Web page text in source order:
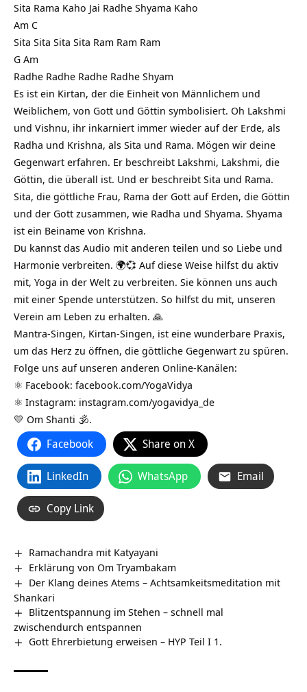
Sita Rama Kaho Jai Radhe Shyama Kaho
Am C
Sita Sita Sita Sita Ram Ram Ram
G Am
Radhe Radhe Radhe Radhe Shyam
Es ist ein Kirtan, der die Einheit von Männlichem und
Weiblichem, von Gott und Göttin symbolisiert. Oh Lakshmi
und Vishnu, ihr inkarniert immer wieder auf der Erde, als
Radha und Krishna, als Sita und Rama. Mögen wir deine
Gegenwart erfahren. Er beschreibt Lakshmi, Lakshmi, die
Göttin, die überall ist. Und er beschreibt Sita und Rama.
Sita, die göttliche Frau, Rama der Gott auf Erden, die Göttin
und der Gott zusammen, wie Radha und Shyama. Shyama
ist ein Beiname von Krishna.
Du kannst das Audio mit anderen teilen und so Liebe und
Harmonie verbreiten. 🌍💞 Auf diese Weise hilfst du aktiv
mit, Yoga in der Welt zu verbreiten. Sie können uns auch
mit einer Spende unterstützen. So hilfst du mit, unseren
Verein am Leben zu erhalten. 🙏
Mantra-Singen, Kirtan-Singen, ist eine wunderbare Praxis,
um das Herz zu öffnen, die göttliche Gegenwart zu spüren.
Folge uns auf unseren anderen Online-Kanälen:
⚛️ Facebook: facebook.com/YogaVidya
⚛️ Instagram: instagram.com/yogavidya_de
💛 Om Shanti 🕉.
Facebook Share on X
LinkedIn WhatsApp Email
Copy Link
Ramachandra mit Katyayani
Erklärung von Om Tryambakam
Der Klang deines Atems – Achtsamkeitsmeditation mit
Shankari
Blitzentspannung im Stehen – schnell mal
zwischendurch entspannen
Gott Ehrerbietung erweisen – HYP Teil I 1.